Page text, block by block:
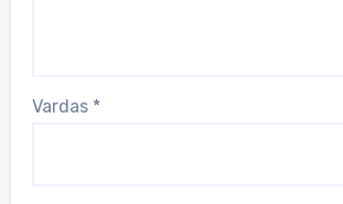
Vardas *